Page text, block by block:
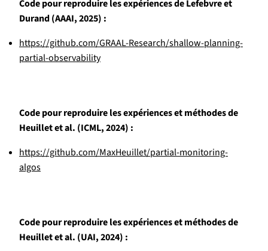
Code pour reproduire les expériences de Lefebvre et
Durand (AAAI, 2025) :
https://github.com/GRAAL-Research/shallow-planning-
partial-observability
Code pour reproduire les expériences et méthodes de
Heuillet et al. (ICML, 2024) :
https://github.com/MaxHeuillet/partial-monitoring-
algos
Code pour reproduire les expériences et méthodes de
Heuillet et al. (UAI, 2024) :